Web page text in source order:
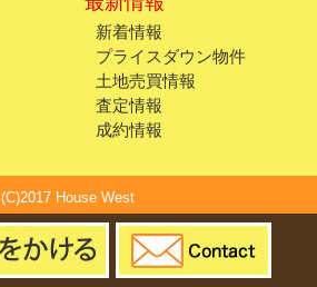
新着情報
プライスダウン物件
土地売買情報
査定情報
成約情報
(C)2017 House West